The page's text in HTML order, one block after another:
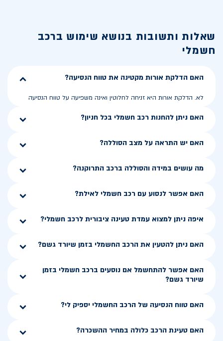
שאלות ותשובות בנושא שימוש ברכב
חשמלי
האם הדלקת אורות מקטינה את טווח הנסיעה?
לא. הדלקת אורות היא זניחה לחלוטין ואינה משפיעה על טווח הנסיעה
האם ניתן להחנות רכב חשמלי בכל חניון?
האם יש התראה על מצב הסוללה?
מה עושים במידה והסוללה ברכב התרוקנה?
האם אפשר לנסוע עם רכב חשמלי לאילת?
איפה ניתן למצוא עמדת טעינה ציבורית לרכב חשמלי?
האם ניתן להטעין את הרכב החשמלי בזמן שיורד גשם?
האם אפשר להתחשמל אם נוסעים ברכב חשמלי בזמן
שיורד גשם?
האם טווח הנסיעה של הרכב החשמלי יספיק לי?
האם טעינת הרכב כלולה במחיר ההשכרה?